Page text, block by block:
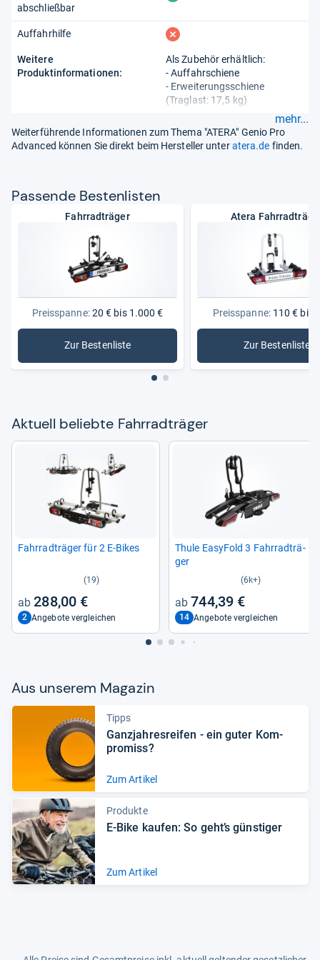
abschließbar
Auffahrhilfe fehlt
Weitere
Produktinformationen:
Als Zubehör erhältlich:
- Auffahrschiene
- Erweiterungsschiene
(Traglast: 17,5 kg)
mehr...
Weiterführende Informationen zum Thema "ATERA" Genio Pro
Advanced können Sie direkt beim Hersteller unteratera.de finden.
Pas­sende Bes­ten­lis­ten
Fahrradträger
Preisspanne:20 € bis 1.000 €
Zur Bestenliste
: Fahrradträger
Atera
Preisspanne:110 € bis
Zur Bestenliste
: Atera
Aktu­ell beliebte Fahr­rad­t­rä­ger
Fahr­rad­t­rä­ger für 2 E-​Bikes
(19)
288,00 €
2 Angebote vergleichen
Thule Easy­Fold 3 Fahr­rad­t­rä­
ger
(6k+)
744,39 €
14 Angebote vergleichen
Aus unse­rem Maga­zin
Tipps
Ganz­jah­res­rei­fen -​ ein guter Kom­
pro­miss?
Zum Artikel
Produkte
E-​Bike kau­fen: So geht’s güns­ti­ger
Zum Artikel